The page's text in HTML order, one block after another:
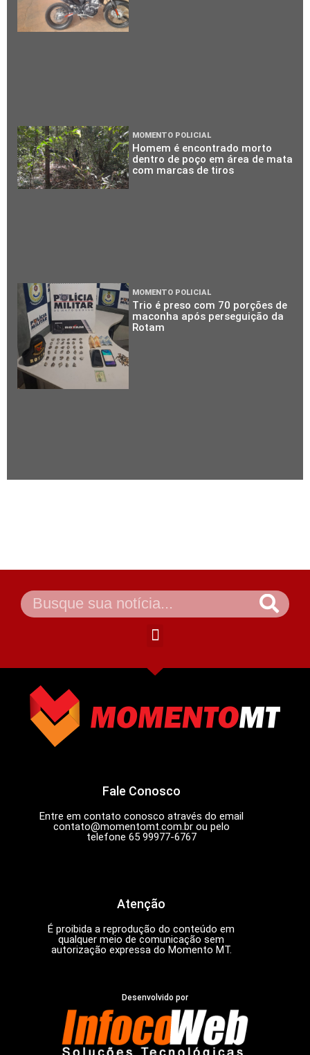
MOMENTO POLICIAL
Homem é encontrado morto
dentro de poço em área de mata
com marcas de tiros
MOMENTO POLICIAL
Trio é preso com 70 porções de
maconha após perseguição da
Rotam
Fale Conosco
Entre em contato conosco através do email
contato@momentomt.com.brou pelo
telefone 65 99977-6767
Atenção
É proibida a reprodução do conteúdo em
qualquer meio de comunicação sem
autorização expressa do Momento MT.
Desenvolvido por